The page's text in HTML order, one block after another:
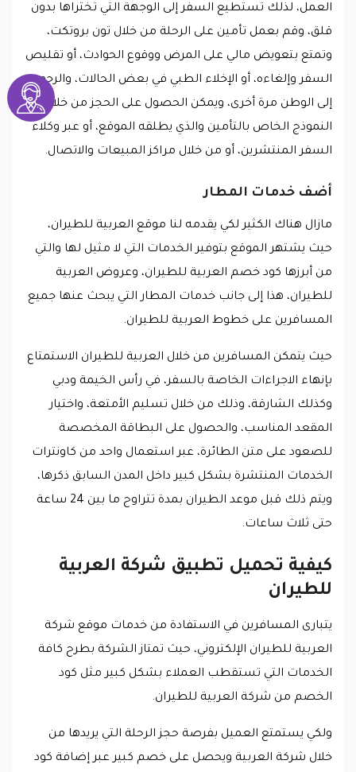
العمل، لذلك تستطيع السفر إلى الوجهة التي تختراها بدون
قلق، وقم بعمل تأمين على الرحلة من خلال تون بروتكت،
وتمتع بتعويض مالي على المرض ووقوع الحوادث، أو تقليص
السفر وإلغاءه، أو الإخلاء الطبي في بعض الحالات، والرجوع
إلى الوطن مرة أخرى، ويمكن الحصول على الحجز من خلال
النموذج الخاص بالتأمين والذي يطلقه الموقع، أو عبر وكلاء
السفر المنتشرين، أو من خلال مراكز المبيعات والاتصال.
أضف خدمات المطار
مازال هناك الكثير لكي يقدمه لنا موقع العربية للطيران،
حيث يشتهر الموقع بتوفير الخدمات التي لا مثيل لها والتي
من أبرزها كود خصم العربية للطيران، وعروض العربية
للطيران، هذا إلى جانب خدمات المطار التي يبحث عنها جميع
المسافرين على خطوط العربية للطيران.
حيث يتمكن المسافرين من خلال العربية للطيران الاستمتاع
بإنهاء الاجراءات الخاصة بالسفر، في رأس الخيمة ودبي
وكذلك الشارقة، وذلك من خلال تسليم الأمتعة، واختيار
المقعد المناسب، والحصول على البطاقة المخصصة
للصعود على متن الطائرة، عبر استعمال واحد من كاونترات
الخدمات المنتشرة بشكل كبير داخل المدن السابق ذكرها،
ويتم ذلك قبل موعد الطيران بمدة تتراوح ما بين 24 ساعة
حتى ثلاث ساعات.
كيفية تحميل تطبيق شركة العربية
للطيران
يتبارى المسافرين في الاستفادة من خدمات موقع شركة
العربية للطيران الإلكتروني، حيث تمتاز الشركة بطرح كافة
الخدمات التي تستقطب العملاء بشكل كبير مثل كود
الخصم من شركة العربية للطيران.
ولكي يستمتع العميل بفرصة حجز الرحلة التي يريدها من
خلال شركة العربية ويحصل على خصم كبير عبر إضافة كود